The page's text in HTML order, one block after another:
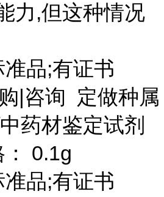
力,但这种情况
品;有证书
|咨询 定做种属
药材鉴定试剂
0.1g
品;有证书